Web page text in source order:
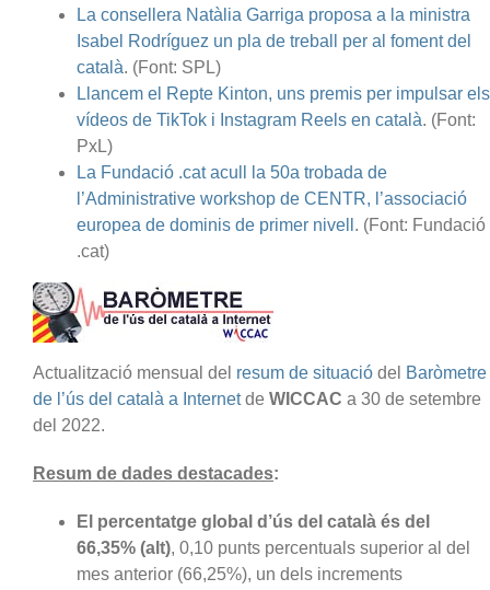
La consellera Natàlia Garriga proposa a la ministra
Isabel Rodríguez un pla de treball per al foment del
català. (Font: SPL)
Llancem el Repte Kinton, uns premis per impulsar els
vídeos de TikTok i Instagram Reels en català. (Font:
PxL)
La Fundació .cat acull la 50a trobada de
l’Administrative workshop de CENTR, l’associació
europea de dominis de primer nivell . (Font: Fundació
.cat)
Actualització mensual del resum de situació del
Baròmetre
de l’ús del català a Internetde WICCAC a 30 de setembre
del 2022.
Resum de dades destacades:
El percentatge global d’ús del català és del
66,35% (alt), 0,10 punts percentuals superior al del
mes anterior (66,25%), un dels increments